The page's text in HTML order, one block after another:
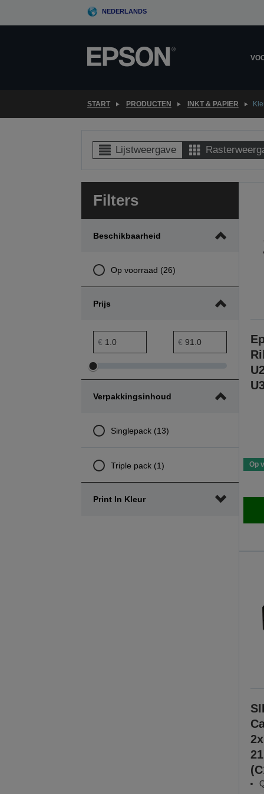
NEDERLANDS
START PRODUCTEN INKT & PAPIER
Lijstweergave
Filters
Beschikbaarheid
Op voorraad (26)
Prijs
prijs minimumbereik
€ Maximumbereik prijs
€
Minimumbereik
aanpassen
Maximumbereik
aanpassen
Verpakkingsinhoud
Singlepack (13)
Triple pack (1)
Print In Kleur
Op